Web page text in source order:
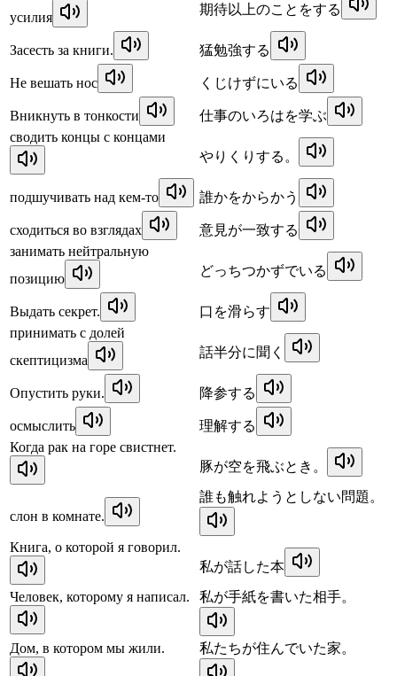
усилия
期待以上のことをする
Засесть за книги. 猛勉強する
Не вешать нос くじけずにいる
Вникнуть в тонкости
仕事のいろはを学ぶ
сводить концы с концами
やりくりする。
подшучивать над кем-то 誰かをからかう
сходиться во взглядах
意見が一致する
занимать нейтральную
позицию
どっちつかずでいる
Выдать секрет.
口を滑らす
принимать с долей
скептицизма
話半分に聞く
Опустить руки. 降参する
осмыслить
理解する
Когда рак на горе свистнет.
豚が空を飛ぶとき。
слон в комнате.
誰も触れようとしない問題。
Книга, о которой я говорил.
私が話した本
Человек, которому я написал.
私が手紙を書いた相手。
Дом, в котором мы жили. 私たちが住んでいた家。